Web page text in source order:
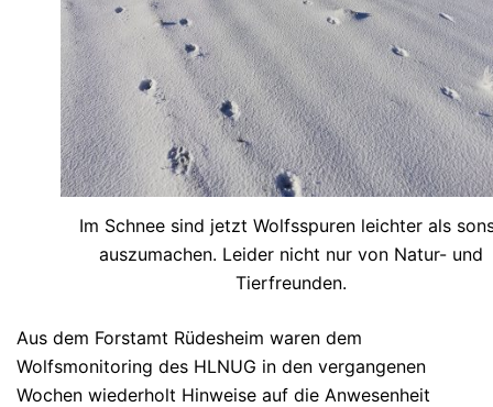
Im Schnee sind jetzt Wolfsspuren leichter als
auszumachen. Leider nicht nur von Natur- und
Tierfreunden.
Aus dem Forstamt Rüdesheim waren dem
Wolfsmonitoring des HLNUG in den vergangenen
Wochen wiederholt Hinweise auf die Anwesenheit